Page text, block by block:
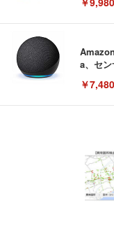
a、セ
￥7,480
い 跳
キング
ン樹脂
(黒網+
￥5,699
EIZO
イト
￥
回使い
￥3,373